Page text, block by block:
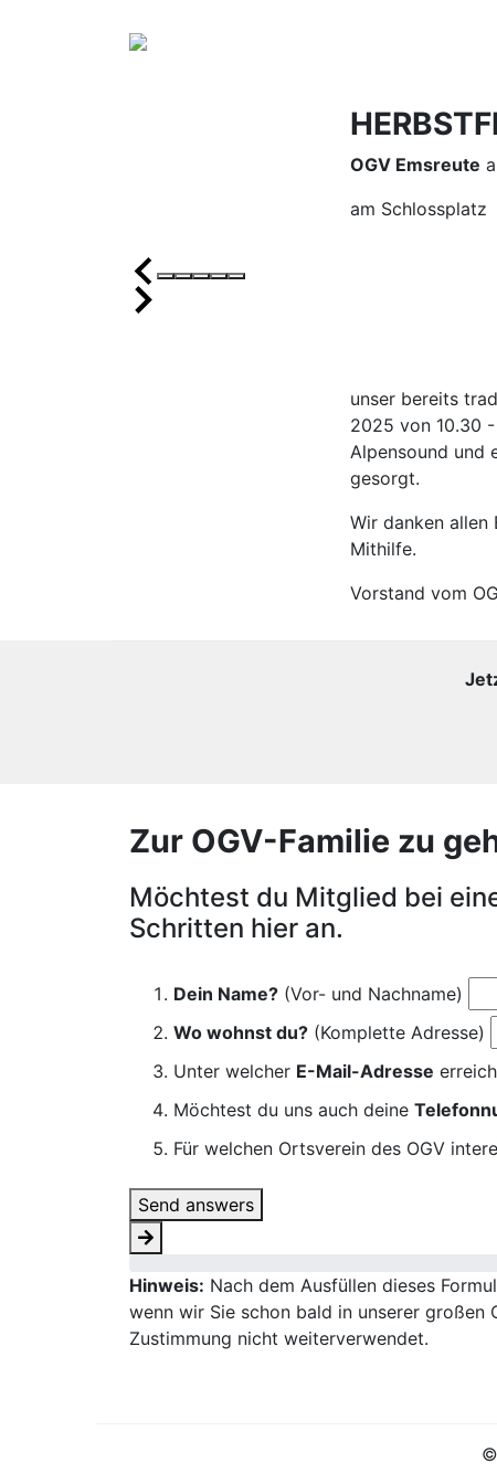
OGV Emsreute
am Schlossplatz
unser bereits
2025 von 10.30
Alpensound und
gesorgt.
Wir danken allen
Mithilfe.
Vorstand vom
Zur OGV-Familie zu
Möchtest du Mitglied bei
Schritten hier an.
Dein Name? (Vor- und Nachname)
Wo wohnst du? (Komplette Adresse)
Unter welcher E-Mail-Adresse
Möchtest du uns auch deine
Für welchen Ortsverein des OGV
Send answers
Hinweis: Nach dem Ausfüllen dieses
wenn wir Sie schon bald in unserer großen
Zustimmung nicht weiterverwendet.